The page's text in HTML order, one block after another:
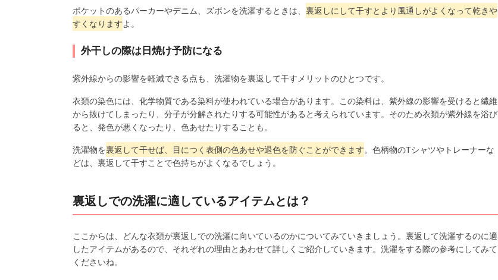
ポケットのあるパーカーやデニム、ズボンを洗濯するときは、 裏返しにして干すとより風通しがよくなって乾きや
すくなりますよ。
外干しの際は日焼け予防になる
紫外線からの影響を軽減できる点も、洗濯物を裏返して干すメリットのひとつです。
衣類の染色には、化学物質である染料が使われている場合があります。この染料は、紫外線の影響を受けると繊維
から抜けてしまったり、分子が分解されたりする可能性があると考えられています。そのため衣類が紫外線を浴び
ると、発色が悪くなったり、色あせたりすることも。
洗濯物を裏返して干せば、目につく表側の色あせや退色を防ぐことができます。色柄物のTシャツやトレーナーな
どは、裏返して干すことで色持ちがよくなるでしょう。
裏返しでの洗濯に適しているアイテムとは？
ここからは、どんな衣類が裏返しでの洗濯に向いているのかについてみていきましょう。裏返して洗濯するのに適
したアイテムがあるので、それぞれの理由とあわせて詳しくご紹介していきます。洗濯をする際の参考にしてみて
くださいね。